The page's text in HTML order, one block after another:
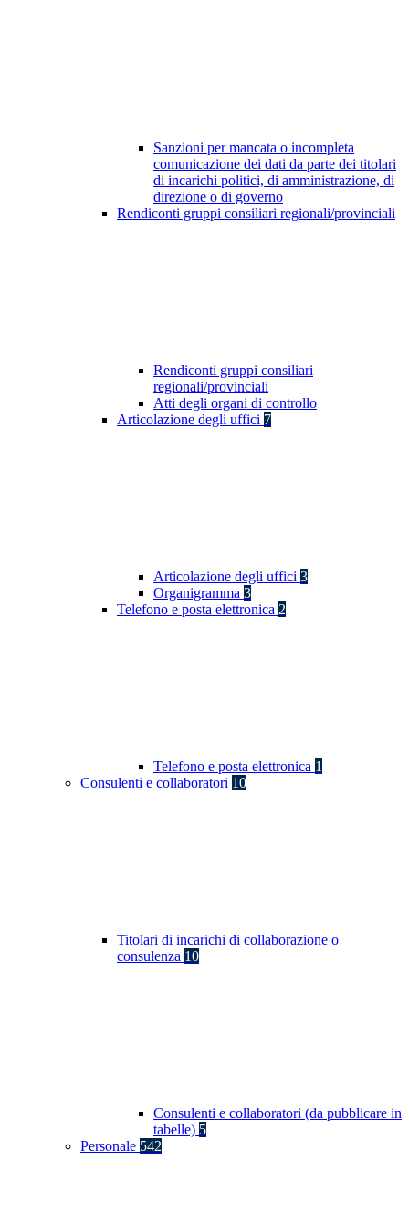
Sanzioni per mancata o incompleta
comunicazione dei dati da parte dei titolari
di incarichi politici, di amministrazione, di
direzione o di governo
Rendiconti gruppi consiliari regionali/provinciali
Rendiconti gruppi consiliari
regionali/provinciali
Atti degli organi di controllo
Articolazione degli uffici 7
Articolazione degli uffici 3
Organigramma 3
Telefono e posta elettronica 2
Telefono e posta elettronica 1
Consulenti e collaboratori 10
Titolari di incarichi di collaborazione o
consulenza 10
Consulenti e collaboratori (da pubblicare in
tabelle) 5
Personale 542